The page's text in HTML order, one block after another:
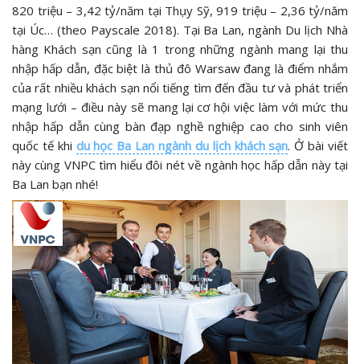
820 triệu – 3,42 tỷ/năm tại Thụy Sỹ, 919 triệu – 2,36 tỷ/năm
tại Úc… (theo Payscale 2018). Tại Ba Lan, ngành Du lịch Nhà
hàng Khách sạn cũng là 1 trong những ngành mang lại thu
nhập hấp dẫn, đặc biệt là thủ đô Warsaw đang là điểm nhắm
của rất nhiều khách sạn nổi tiếng tìm đến đầu tư và phát triển
mạng lưới – điều này sẽ mang lại cơ hội việc làm với mức thu
nhập hấp dẫn cùng bàn đạp nghề nghiệp cao cho sinh viên
quốc tế khi du học Ba Lan ngành du lịch khách sạn. Ở bài viết
này cùng VNPC tìm hiểu đôi nét về ngành học hấp dẫn này tại
Ba Lan bạn nhé!